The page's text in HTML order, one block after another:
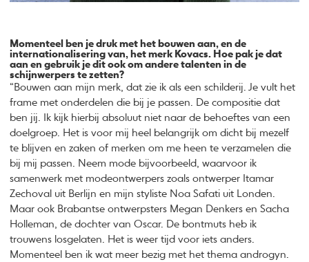
Momenteel ben je druk met het bouwen aan, en de
internationalisering van, het merk Kovacs. Hoe pak je dat
aan en gebruik je dit ook om andere talenten in de
schijnwerpers te zetten?
“Bouwen aan mijn merk, dat zie ik als een schilderij. Je vult het
frame met onderdelen die bij je passen. De compositie dat
ben jij. Ik kijk hierbij absoluut niet naar de behoeftes van een
doelgroep. Het is voor mij heel belangrijk om dicht bij mezelf
te blijven en zaken of merken om me heen te verzamelen die
bij mij passen. Neem mode bijvoorbeeld, waarvoor ik
samenwerk met modeontwerpers zoals ontwerper Itamar
Zechoval uit Berlijn en mijn styliste Noa Safati uit Londen.
Maar ook Brabantse ontwerpsters Megan Denkers en Sacha
Holleman, de dochter van Oscar. De bontmuts heb ik
trouwens losgelaten. Het is weer tijd voor iets anders.
Momenteel ben ik wat meer bezig met het thema androgyn.